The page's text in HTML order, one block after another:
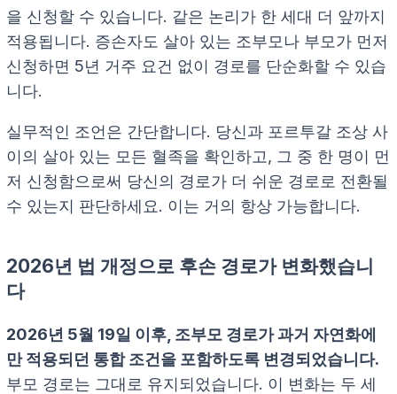
을 신청할 수 있습니다. 같은 논리가 한 세대 더 앞까지
적용됩니다. 증손자도 살아 있는 조부모나 부모가 먼저
신청하면 5년 거주 요건 없이 경로를 단순화할 수 있습
니다.
실무적인 조언은 간단합니다. 당신과 포르투갈 조상 사
이의 살아 있는 모든 혈족을 확인하고, 그 중 한 명이 먼
저 신청함으로써 당신의 경로가 더 쉬운 경로로 전환될
수 있는지 판단하세요. 이는 거의 항상 가능합니다.
2026년 법 개정으로 후손 경로가 변화했습니
다
2026년 5월 19일 이후, 조부모 경로가 과거 자연화에
만 적용되던 통합 조건을 포함하도록 변경되었습니다.
부모 경로는 그대로 유지되었습니다. 이 변화는 두 세